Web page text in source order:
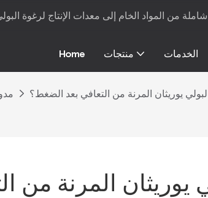
Home منتجات الخدمات
يوريثان المرنة من التعافي بعد الضغط؟
يوريثان المرنة من